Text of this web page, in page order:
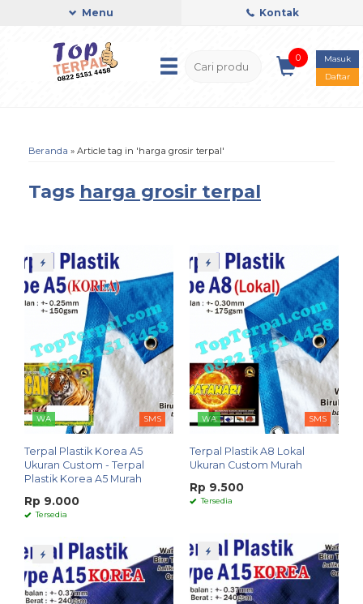
Menu Kontak
0
Masuk
Daftar
Beranda » Article tag in 'harga grosir terpal'
Tags harga grosir terpal
WA SMS
Terpal Plastik Korea A5
Ukuran Custom - Terpal
Plastik Korea A5 Murah
Rp 9.000
Tersedia
WA SMS
Terpal Plastik A8 Lokal
Ukuran Custom Murah
Rp 9.500
Tersedia